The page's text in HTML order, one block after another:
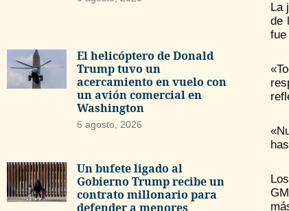
El helicóptero de Donald
Trump tuvo un
acercamiento en vuelo con
un avión comercial en
Washington
6 agosto, 2026
Un bufete ligado al
Gobierno Trump recibe un
contrato millonario para
defender a menores
La
de
fue